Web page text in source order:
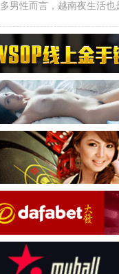
多男性而言，越南夜生活也